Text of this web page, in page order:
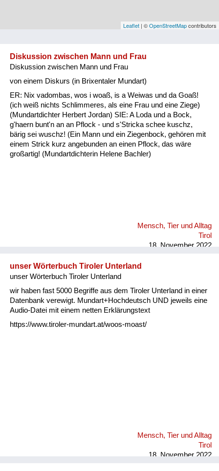
Vorarlberg
Kategorie
Natur und Landwirtschaft
Fluchen und Reden
Mensch, Tier und Alltag
Schmankerln und
Leaflet | ©OpenStreetMapcontributors
Diskussion zwischen Mann und Frau
Diskussion zwischen Mann und Frau
von einem Diskurs (in Brixentaler Mundart)
ER: Nix vadombas, wos i woaß, is a Weiwas und da Goaß!
(ich weiß nichts Schlimmeres, als eine Frau und eine Ziege)
(Mundartdichter Herbert Jordan) SIE: A Loda und a Bock,
g'haern bunt'n an an Pflock - und s'Stricka schee kuschz,
bärig sei wuschz! (Ein Mann und ein Ziegenbock, gehören mit
einem Strick kurz angebunden an einen Pflock, das wäre
großartig! (Mundartdichterin Helene Bachler)
Mensch, Tier und Alltag
Tirol
18. November 2022
unser Wörterbuch Tiroler Unterland
unser Wörterbuch Tiroler Unterland
wir haben fast 5000 Begriffe aus dem Tiroler Unterland in einer
Datenbank verewigt. Mundart+Hochdeutsch UND jeweils eine
Audio-Datei mit einem netten Erklärungstext
https://www.tiroler-mundart.at/woos-moast/
Mensch, Tier und Alltag
Tirol
18. November 2022